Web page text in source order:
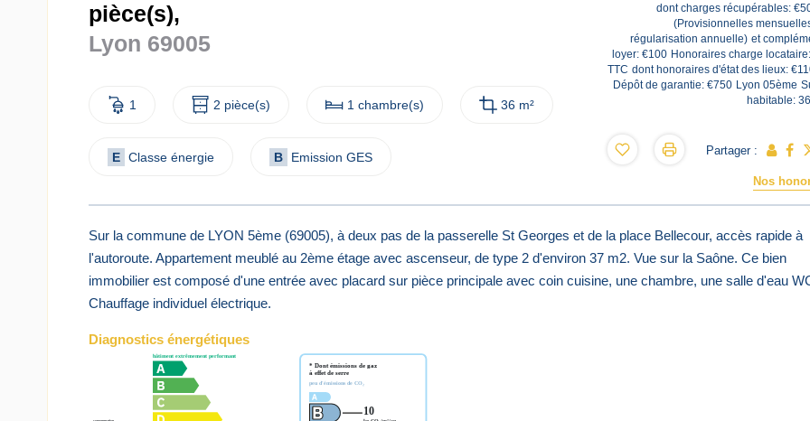
pièce(s),
Lyon 69005
1 2 pièce(s) 1 chambre(s) 36 m²
E Classe énergie B Emission GES
dont charges récupérables:
(Provisionnelles
régularisation annuelle) et
loyer: €100 Honoraires charge
TTC dont honoraires d'état des lieux:
Dépôt de garantie: €750 Lyon 05ème
habitable:
Partager :
Nos
Sur la commune de LYON 5ème (69005), à deux pas de la passerelle St Georges et de la place Bellecour, accès rapide à
l'autoroute. Appartement meublé au 2ème étage avec ascenseur, de type 2 d'environ 37 m2. Vue sur la Saône. Ce bien
immobilier est composé d'une entrée avec placard sur pièce principale avec coin cuisine, une chambre, une salle d'eau
Chauffage individuel électrique.
Diagnostics énergétiques